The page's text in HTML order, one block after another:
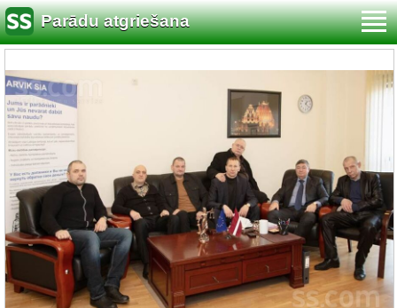
Parādu atgriešana